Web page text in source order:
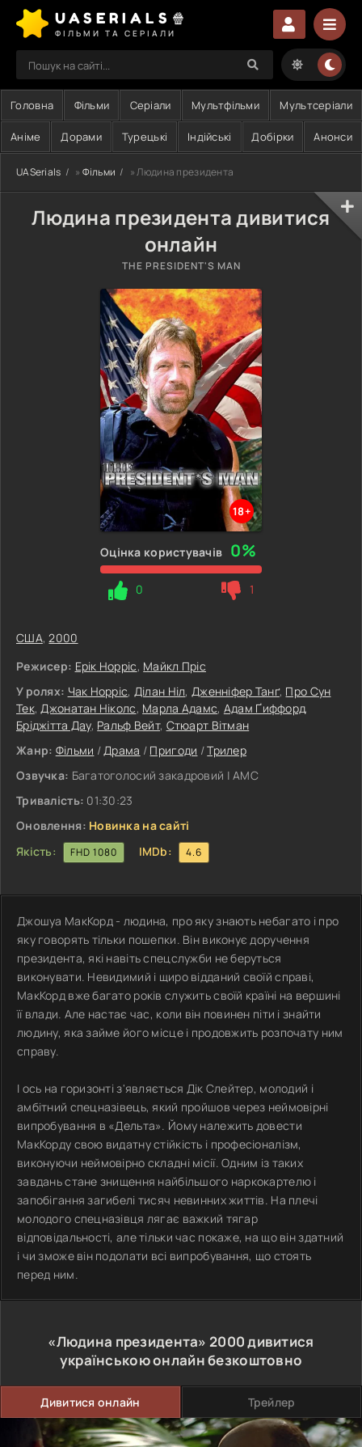
UASERIALS🍿
ФІЛЬМИ ТА СЕРІАЛИ
Головна Фільми Серіали Мультфільми Мультсеріали
Аніме Дорами Турецькі Індійські Добірки Анонси
UASerials » Фільми » Людина президента
Людина президента дивитися
онлайн
THE PRESIDENT'S MAN
18+
Оцінка користувачів 0%
0 1
США,2000
Режисер: Ерік Норріс, Майкл Пріс
У ролях: Чак Норріс, Ділан Ніл, Дженніфер Танґ, Про Сун
Тек,Джонатан Ніколс, Марла Адамс, Адам Ґиффорд,
Бріджітта Дау, Ральф Вейт, Стюарт Вітман
Жанр: Фільми /Драма / Пригоди /Трилер
Озвучка: Багатоголосий закадровий | АМС
Тривалість: 01:30:23
Оновлення: Новинка на сайті
Якість:
FHD 1080 IMDb: 4.6
Джошуа МакКорд - людина, про яку знають небагато і про
яку говорять тільки пошепки. Він виконує доручення
президента, які навіть спецслужби не беруться
виконувати. Невидимий і щиро відданий своїй справі,
МакКорд вже багато років служить своїй країні на вершині
її влади. Але настає час, коли він повинен піти і знайти
людину, яка займе його місце і продовжить розпочату ним
справу.
І ось на горизонті з'являється Дік Слейтер, молодий і
амбітний спецназівець, який пройшов через неймовірні
випробування в «Дельта». Йому належить довести
МакКорду свою видатну стійкість і професіоналізм,
виконуючи неймовірно складні місії. Одним із таких
завдань стане знищення найбільшого наркокартелю і
запобігання загибелі тисяч невинних життів. На плечі
молодого спецназівця лягає важкий тягар
відповідальності, але тільки час покаже, на що він здатний
і чи зможе він подолати всі випробування, що стоять
перед ним.
«Людина президента» 2000дивитися
українською онлайн безкоштовно
Дивитися онлайн Трейлер